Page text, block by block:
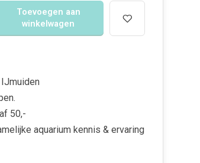
Toevoegen aan
winkelwagen
IJmuiden
50,-
aquarium kennis & ervaring